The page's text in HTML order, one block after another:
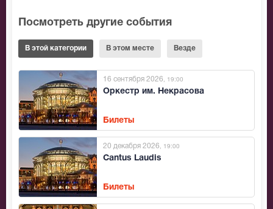
Посмотреть другие события
В этой категории В этом месте Везде
Оркестр им. Некрасова
16 сентября 2026 , 19:00
Билеты
Cantus Laudis
20 декабря 2026 , 19:00
Билеты